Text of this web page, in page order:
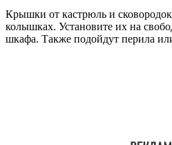
Крышки от кастрюль и сковородок
колышках. Установите их на
шкафа. Также подойдут перила